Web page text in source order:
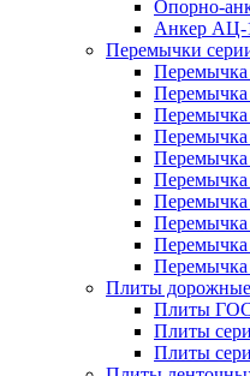
Опорно-
Анкер АЦ-
Перемычки
Перемычка
Перемычка
Перемычка
Перемычка
Перемычка
Перемычка
Перемычка
Перемычка
Перемычка
Перемычка
Плиты
Плиты
Плиты
Плиты